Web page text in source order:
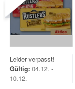
Leider verpasst!
Gültig: 04.12. -
10.12.